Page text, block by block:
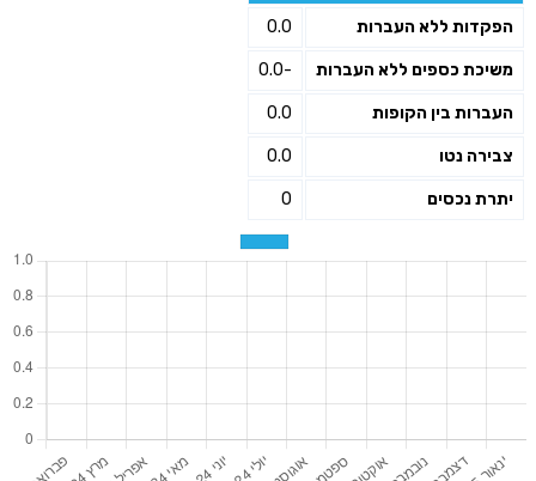
הפקדות ללא העברות 0.0
משיכת כספים ללא העברות -0.0
העברות בין הקופות 0.0
צבירה נטו 0.0
יתרת נכסים 0